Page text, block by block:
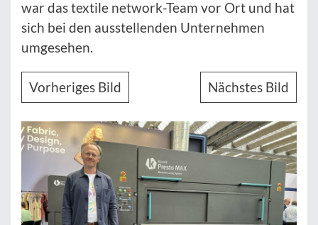
war das textile network-Team vor Ort und hat
sich bei den ausstellenden Unternehmen
umgesehen.
Vorheriges Bild Nächstes Bild